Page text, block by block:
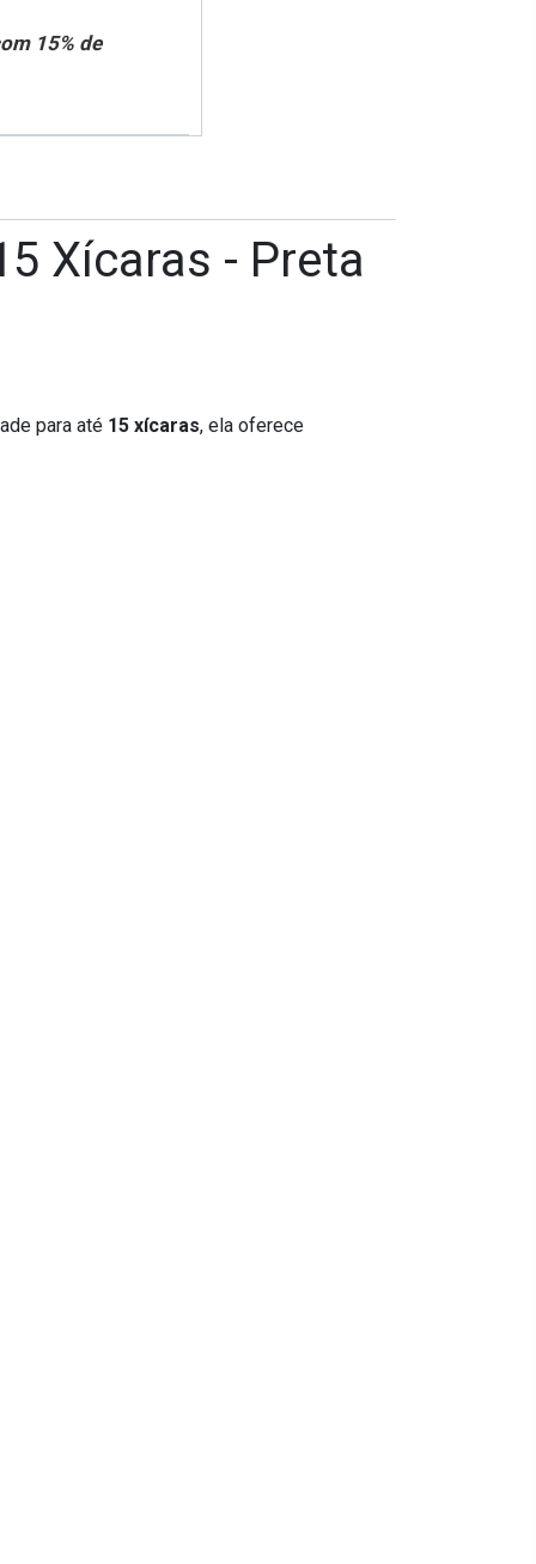
15% de
Xícaras - Preta
para até 15 xícaras, ela oferece